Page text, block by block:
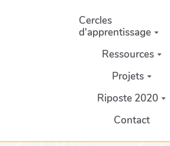
Aller au contenu principal
Cercles
d'apprentissage
Ressources
Projets
Riposte 2020
Contact